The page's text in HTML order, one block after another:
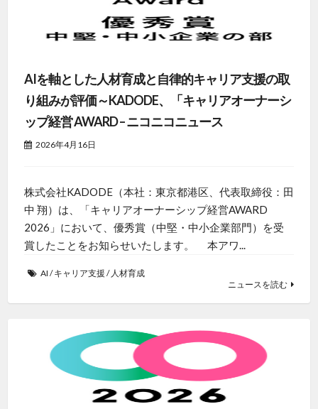
AIを軸とした人材育成と自律的キャリア支援の取
り組みが評価～KADODE、「キャリアオーナーシ
ップ経営 AWARD – ニコニコニュース
2026年4月16日
株式会社KADODE（本社：東京都港区、代表取締役：田
中 翔）は、「キャリアオーナーシップ経営AWARD
2026」において、優秀賞（中堅・中小企業部門）を受
賞したことをお知らせいたします。 本アワ...
AI /キャリア支援 / 人材育成
ニュースを読む